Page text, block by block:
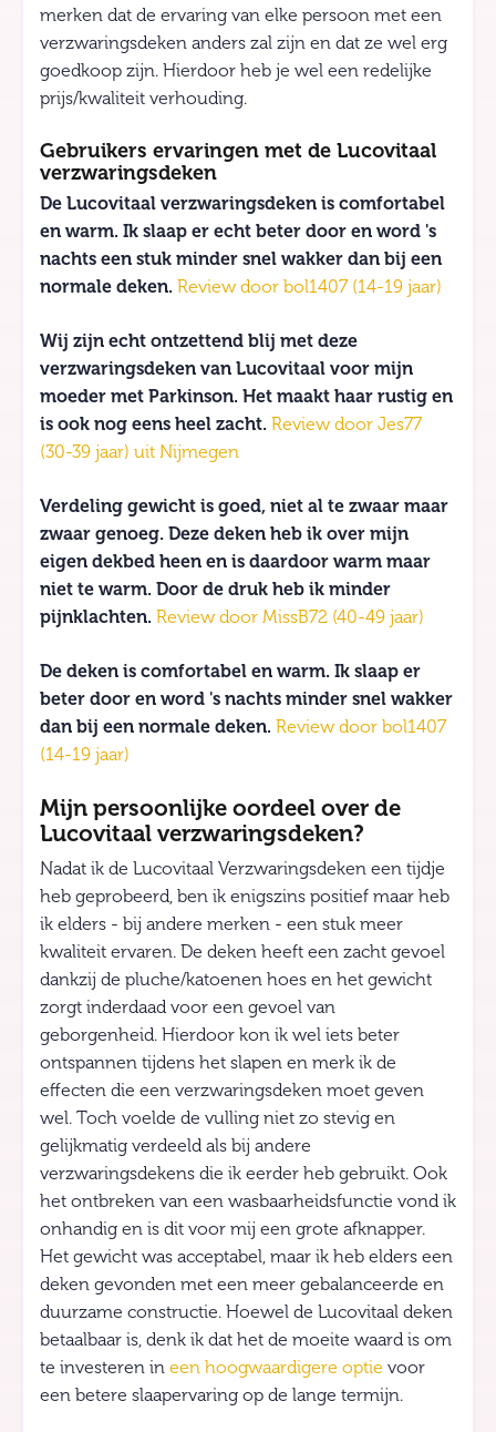
merken dat de ervaring van elke persoon met een
verzwaringsdeken anders zal zijn en dat ze wel erg
goedkoop zijn. Hierdoor heb je wel een redelijke
prijs/kwaliteit verhouding.
Gebruikers ervaringen met de Lucovitaal
verzwaringsdeken
De Lucovitaal verzwaringsdeken is comfortabel
en warm. Ik slaap er echt beter door en word 's
nachts een stuk minder snel wakker dan bij een
normale deken. Review door bol1407 (14-19 jaar)
Wij zijn echt ontzettend blij met deze
verzwaringsdeken van Lucovitaal voor mijn
moeder met Parkinson. Het maakt haar rustig en
is ook nog eens heel zacht. Review door Jes77
(30-39 jaar) uit Nijmegen
Verdeling gewicht is goed, niet al te zwaar maar
zwaar genoeg. Deze deken heb ik over mijn
eigen dekbed heen en is daardoor warm maar
niet te warm. Door de druk heb ik minder
pijnklachten. Review door MissB72 (40-49 jaar)
De deken is comfortabel en warm. Ik slaap er
beter door en word 's nachts minder snel wakker
dan bij een normale deken. Review door bol1407
(14-19 jaar)
Mijn persoonlijke oordeel over de
Lucovitaal verzwaringsdeken?
Nadat ik de Lucovitaal Verzwaringsdeken een tijdje
heb geprobeerd, ben ik enigszins positief maar heb
ik elders - bij andere merken - een stuk meer
kwaliteit ervaren. De deken heeft een zacht gevoel
dankzij de pluche/katoenen hoes en het gewicht
zorgt inderdaad voor een gevoel van
geborgenheid. Hierdoor kon ik wel iets beter
ontspannen tijdens het slapen en merk ik de
effecten die een verzwaringsdeken moet geven
wel. Toch voelde de vulling niet zo stevig en
gelijkmatig verdeeld als bij andere
verzwaringsdekens die ik eerder heb gebruikt. Ook
het ontbreken van een wasbaarheidsfunctie vond ik
onhandig en is dit voor mij een grote afknapper.
Het gewicht was acceptabel, maar ik heb elders een
deken gevonden met een meer gebalanceerde en
duurzame constructie. Hoewel de Lucovitaal deken
betaalbaar is, denk ik dat het de moeite waard is om
te investeren in een hoogwaardigere optie voor
een betere slaapervaring op de lange termijn.